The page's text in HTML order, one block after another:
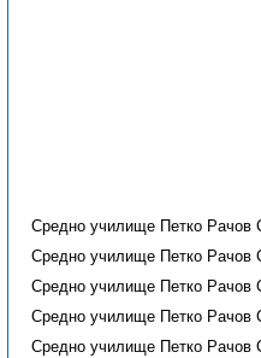
Средно училище Петко Рачов
Средно училище Петко Рачов
Средно училище Петко Рачов
Средно училище Петко Рачов
Средно училище Петко Рачов